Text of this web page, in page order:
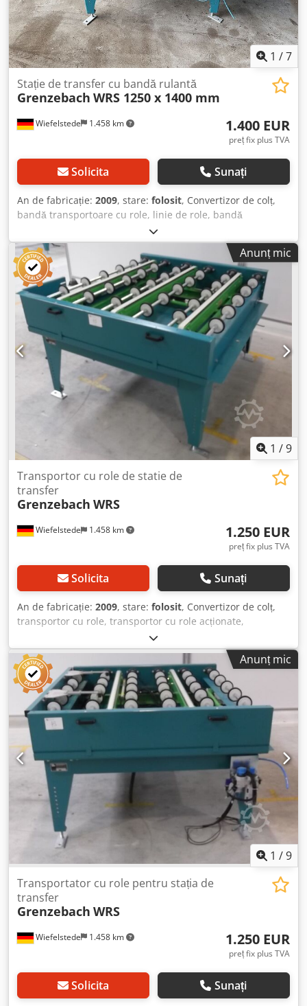
1 /7
Wiefelstede 1.458 km
Stație de transfer cu bandă rulantă
Grenzebach WRS 1250 x 1400 mm
1.400 EUR
preț fix plus TVA
Solicita Sunați
An de fabricație: 2009, stare: folosit, Convertizor de colț,
bandă transportoare cu role, linie de role, bandă
transportoare cu role acționată, transportor cu role, linie
de role cu alimentator de extragere, stație de transfer -
Producător: Grenzebach, stație de transfer cu bandă
transportoare cu role tip WRS - Acționare: SEW-Eurodrive
0,18 kW 1380/88 rpm / 0,18 kW 71 rpm Dsdpotrhncjfx
Ahbskr - Distanță intermediară: 1500 mm - Lungime de
transport: 1250 mm - Distanță între axe: 250 mm - Distanță
între role: 250 mm - Role: cauciucate - Ridicare:
pneumatică - Lungime bandă transportoare: 1400 mm /
Distanță între benzi: 2x 480 mm - Cantitate: 3x stații de
transfer disponibile - Preț: pe bucată - Dimensiuni pentru
transport: 1700/1500/H1040 mm - Greutate: 412 kg
Anunț mic
1 /9
Wiefelstede 1.458 km
Transportor cu role de statie de
transfer
Grenzebach WRS
1.250 EUR
preț fix plus TVA
Solicita Sunați
An de fabricație: 2009, stare: folosit, Convertizor de colț,
transportor cu role, transportor cu role acționate,
transportor cu role cu descărcător Djdpfx Asb A S
Uxohbskr -execuție robustă -acționare electrică -motor de
acționare pentru transportorul cu role: 0,37 kW 71 rpm -
motor de acționare pentru banda transportoare: 0,18 kW
88 rpm -lățime role: 1440 mm -lungime transportare: 1550
mm -transfer bandă transportoare: 1400 mm -ridicare
pneumatică -diametru rolă: 105 mm -role: cauciucate -
diametru ax: 25 mm -înălțime transportare: 950 mm,
reglabilă -acționare: prin curea dințată -cantitate: 2 bucăți
transportor cu role disponibile -preț: per bucata -
dimensiuni: 1550/1650/H950 mm -greutate: 420 kg
Anunț mic
1 /9
Wiefelstede 1.458 km
Transportator cu role pentru stația de
transfer
Grenzebach WRS
1.250 EUR
preț fix plus TVA
Solicita Sunați